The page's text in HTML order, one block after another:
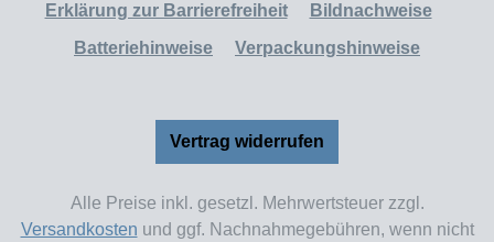
Erklärung zur Barrierefreiheit
Bildnachweise
Batteriehinweise
Verpackungshinweise
Vertrag widerrufen
Alle Preise inkl. gesetzl. Mehrwertsteuer zzgl.
Versandkosten und ggf. Nachnahmegebühren, wenn nicht